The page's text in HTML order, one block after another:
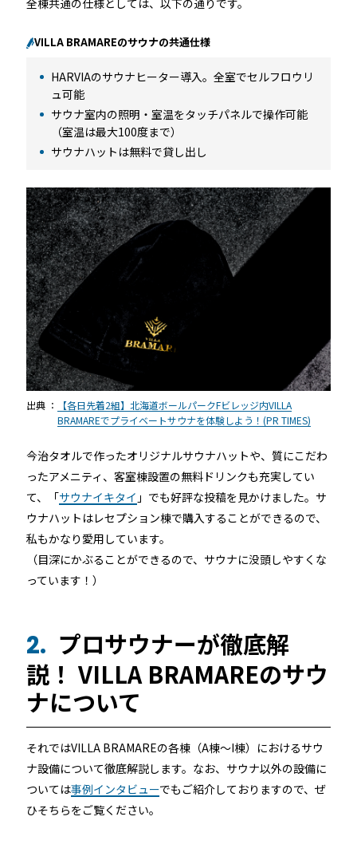
VILLA BRAMAREのサウナの共通仕様
HARVIAのサウナヒーター導入。全室でセルフロウリ
ュ可能
サウナ室内の照明・室温をタッチパネルで操作可能
（室温は最大100度まで）
サウナハットは無料で貸し出し
出典 ：
【各日先着2組】北海道ボールパークFビレッジ内VILLA
BRAMAREでプライベートサウナを体験しよう！(PR TIMES)
今治タオルで作ったオリジナルサウナハットや、質にこだわ
ったアメニティ、客室棟設置の無料ドリンクも充実してい
て、「サウナイキタイ 」でも好評な投稿を見かけました。サ
ウナハットはレセプション棟で購入することができるので、
私もかなり愛用しています。
（目深にかぶることができるので、サウナに没頭しやすくな
っています！）
2. プロサウナーが徹底解
説！ VILLA BRAMAREのサウ
ナについて
それではVILLA BRAMAREの各棟（A棟～I棟）におけるサウ
ナ設備について徹底解説します。なお、サウナ以外の設備に
ついては事例インタビューでもご紹介しておりますので、ぜ
ひそちらをご覧ください。